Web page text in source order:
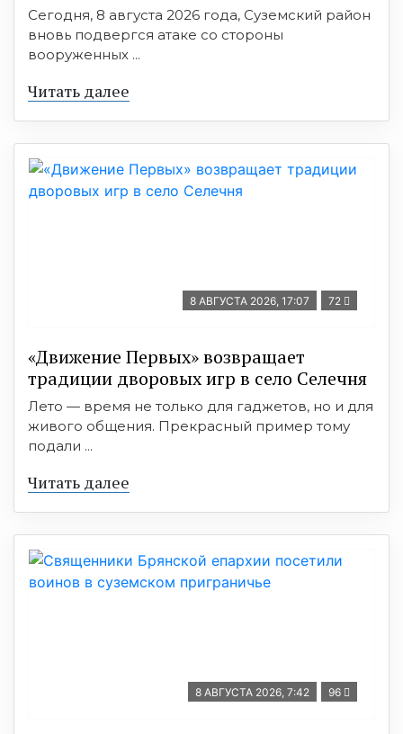
Сегодня, 8 августа 2026 года, Суземский район
вновь подвергся атаке со стороны
вооруженных ...
Читать далее
8 АВГУСТА 2026, 17:07 72
«Движение Первых» возвращает
традиции дворовых игр в село Селечня
Лето — время не только для гаджетов, но и для
живого общения. Прекрасный пример тому
подали ...
Читать далее
8 АВГУСТА 2026, 7:42 96